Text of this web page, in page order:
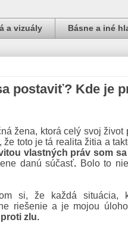
a vizuály Básne a iné
postaviť? Kde je
žena, ktorá celý svoj
že toto je tá realita žitia a
vlastných práv som
danú súčasť. Bolo to
si, že každá situácia,
riešenie a je mojou
zlu.